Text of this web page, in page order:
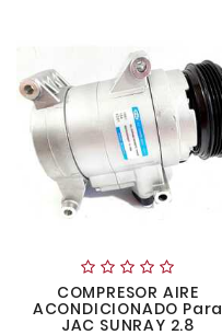
COMPRESOR AIRE
ACONDICIONADO Para
JAC SUNRAY 2.8